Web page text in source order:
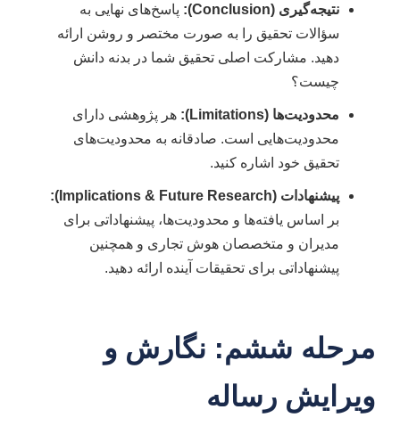
نتیجه‌گیری (Conclusion):
پاسخ‌های نهایی به
سؤالات تحقیق را به صورت مختصر و روشن ارائه
دهید. مشارکت اصلی تحقیق شما در بدنه دانش
چیست؟
محدودیت‌ها (Limitations):
هر پژوهشی دارای
محدودیت‌هایی است. صادقانه به محدودیت‌های
تحقیق خود اشاره کنید.
پیشنهادات (Implications & Future Research):
بر اساس یافته‌ها و محدودیت‌ها، پیشنهاداتی برای
مدیران و متخصصان هوش تجاری و همچنین
پیشنهاداتی برای تحقیقات آینده ارائه دهید.
مرحله ششم: نگارش و
ویرایش رساله